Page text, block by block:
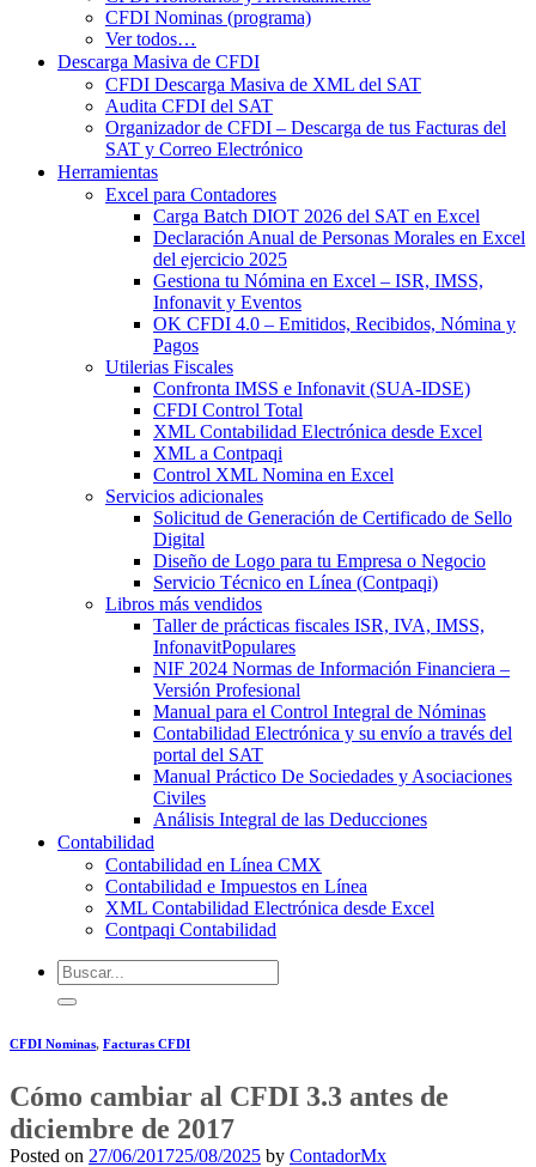
CFDI Nominas (programa)
Ver todos…
Descarga Masiva de CFDI
CFDI Descarga Masiva de XML del SAT
Audita CFDI del SAT
Organizador de CFDI – Descarga de tus Facturas del
SAT y Correo Electrónico
Herramientas
Excel para Contadores
Carga Batch DIOT 2026 del SAT en Excel
Declaración Anual de Personas Morales en Excel
del ejercicio 2025
Gestiona tu Nómina en Excel – ISR, IMSS,
Infonavit y Eventos
OK CFDI 4.0 – Emitidos, Recibidos, Nómina y
Pagos
Utilerias Fiscales
Confronta IMSS e Infonavit (SUA-IDSE)
CFDI Control Total
XML Contabilidad Electrónica desde Excel
XML a Contpaqi
Control XML Nomina en Excel
Servicios adicionales
Solicitud de Generación de Certificado de Sello
Digital
Diseño de Logo para tu Empresa o Negocio
Servicio Técnico en Línea (Contpaqi)
Libros más vendidos
Taller de prácticas fiscales ISR, IVA, IMSS,
Infonavit
NIF 2024 Normas de Información Financiera –
Versión Profesional
Manual para el Control Integral de Nóminas
Contabilidad Electrónica y su envío a través del
portal del SAT
Manual Práctico De Sociedades y Asociaciones
Civiles
Análisis Integral de las Deducciones
Contabilidad
Contabilidad en Línea CMX
Contabilidad e Impuestos en Línea
XML Contabilidad Electrónica desde Excel
Contpaqi Contabilidad
Buscar
por:
CFDI Nominas, Facturas CFDI
Cómo cambiar al CFDI 3.3 antes de
diciembre de 2017
Posted on 27/06/201725/08/2025 by ContadorMx